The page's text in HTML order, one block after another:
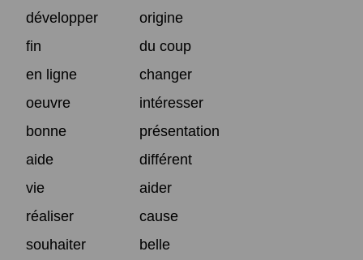
développer
origine
fin
du coup
en ligne
changer
oeuvre
intéresser
bonne
présentation
aide
différent
vie
aider
réaliser
cause
souhaiter
belle